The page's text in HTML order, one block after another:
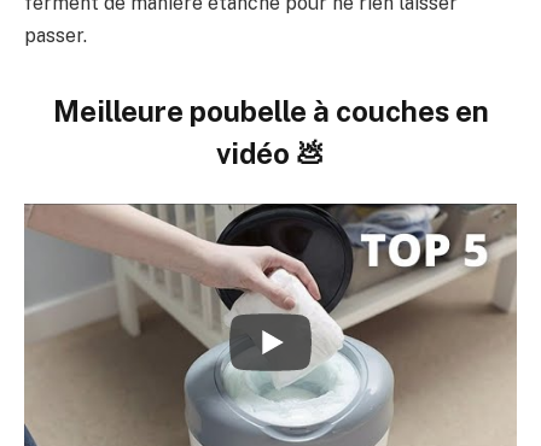
passer.
Meilleure poubelle à couches en
vidéo 💩